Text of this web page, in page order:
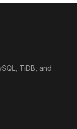
TiDB, and